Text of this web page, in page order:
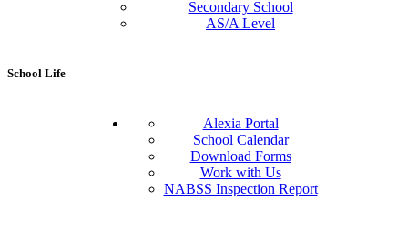
Secondary School
AS/A Level
School Life
Alexia Portal
School Calendar
Download Forms
Work with Us
NABSS Inspection Report